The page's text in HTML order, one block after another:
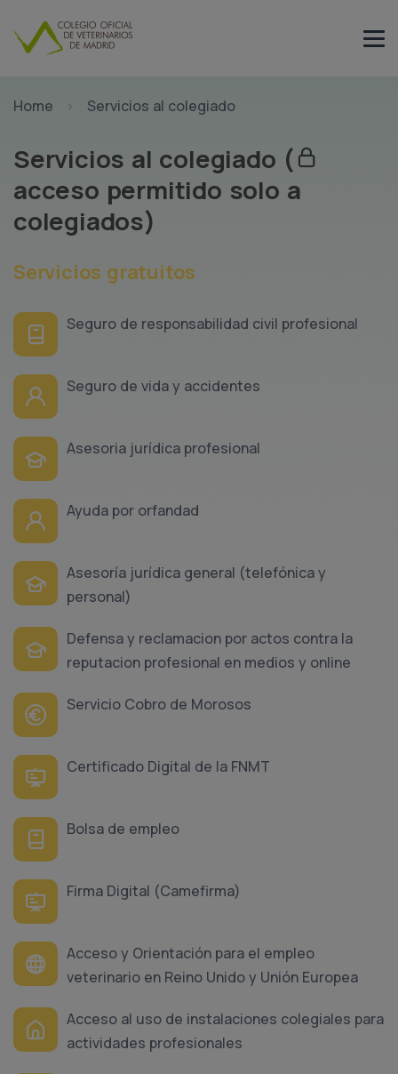
Home Servicios al colegiado
Servicios al colegiado (
acceso permitido solo a
colegiados)
Servicios gratuitos
Seguro de responsabilidad civil profesional
Seguro de vida y accidentes
Asesoria jurídica profesional
Ayuda por orfandad
Asesoría jurídica general (telefónica y
personal)
Defensa y reclamacion por actos contra la
reputacion profesional en medios y online
Servicio Cobro de Morosos
Certificado Digital de la FNMT
Bolsa de empleo
Firma Digital (Camefirma)
Acceso y Orientación para el empleo
veterinario en Reino Unido y Unión Europea
Acceso al uso de instalaciones colegiales para
actividades profesionales